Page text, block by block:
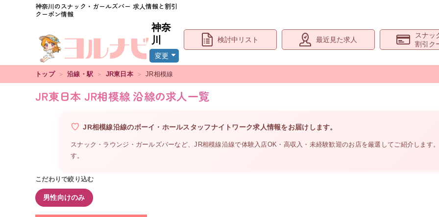
神奈川のスナック・ガールズバー 求人情報と割引
クーポン情報
神奈
川
変更
検討中リスト 最近見た求人
スナッ
割引ク
トップ ＞ 沿線・駅 ＞ JR東日本 ＞ JR相模線
JR東日本 JR相模線 沿線の求人一覧
JR相模線沿線のボーイ・ホールスタッフナイトワーク求人情報をお届けします。
スナック・ラウンジ・ガールズバーなど、JR相模線沿線で体験入店OK・高収入・未経験歓迎のお店を厳選してご紹介します
す。
こだわりで絞り込む
男性向けのみ